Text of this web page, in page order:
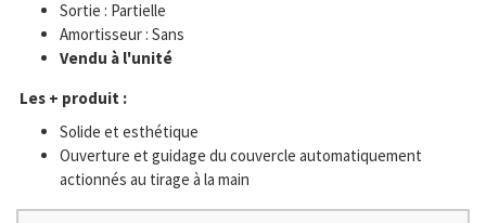
Sortie : Partielle
Amortisseur : Sans
Vendu à l'unité
Les + produit :
Solide et esthétique
Ouverture et guidage du couvercle automatiquement
actionnés au tirage à la main